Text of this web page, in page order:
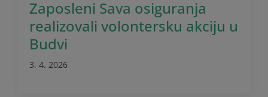
Zaposleni Sava osiguranja
realizovali volontersku akciju u
Budvi
3. 4. 2026